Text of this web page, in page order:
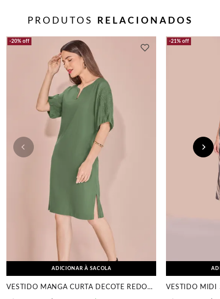
PRODUTOS RELACIONADOS
20% off
ADICIONAR À SACOLA
VESTIDO MANGA CURTA DECOTE REDONDO VERDE MENTA MIR
21% off